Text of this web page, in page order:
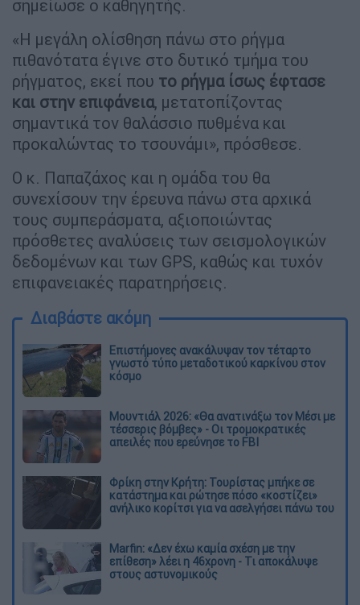
σημείωσε ο καθηγητής.
«Η μεγάλη ολίσθηση πάνω στο ρήγμα
πιθανότατα έγινε στο δυτικό τμήμα του
ρήγματος, εκεί που το ρήγμα ίσως έφτασε
και στην επιφάνεια, μετατοπίζοντας
σημαντικά τον θαλάσσιο πυθμένα και
προκαλώντας το τσουνάμι», πρόσθεσε.
Ο κ. Παπαζάχος και η ομάδα του θα
συνεχίσουν την έρευνα πάνω στα αρχικά
τους συμπεράσματα, αξιοποιώντας
πρόσθετες αναλύσεις των σεισμολογικών
δεδομένων και των GPS, καθώς και τυχόν
επιφανειακές παρατηρήσεις.
Διαβάστε ακόμη
Επιστήμονες ανακάλυψαν τον τέταρτο
γνωστό τύπο μεταδοτικού καρκίνου στον
κόσμο
Μουντιάλ 2026: «Θα ανατινάξω τον Μέσι με
τέσσερις βόμβες» - Οι τρομοκρατικές
απειλές που ερεύνησε το FBI
Φρίκη στην Κρήτη: Τουρίστας μπήκε σε
κατάστημα και ρώτησε πόσο «κοστίζει»
ανήλικο κορίτσι για να ασελγήσει πάνω του
Marfin: «Δεν έχω καμία σχέση με την
επίθεση» λέει η 46χρονη - Τι αποκάλυψε
στους αστυνομικούς